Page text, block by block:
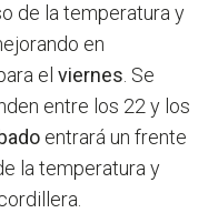
de la temperatura y
en
el viernes . Se
entre los 22 y los
entrará un frente
la temperatura y